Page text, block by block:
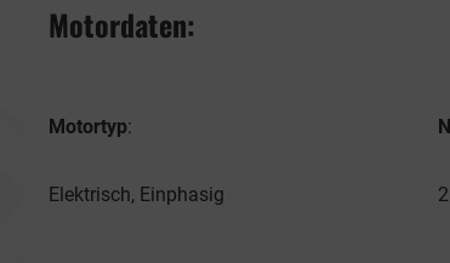
Motordaten:
Motortyp:
Elektrisch, Einphasig